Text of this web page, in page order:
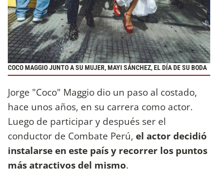
COCO MAGGIO JUNTO A SU MUJER, MAYI SÁNCHEZ, EL DÍA DE SU BODA
Jorge "Coco" Maggio dio un paso al costado,
hace unos años, en su carrera como actor.
Luego de participar y después ser el
conductor de Combate Perú, el actor decidió
instalarse en este país y recorrer los puntos
más atractivos del mismo.